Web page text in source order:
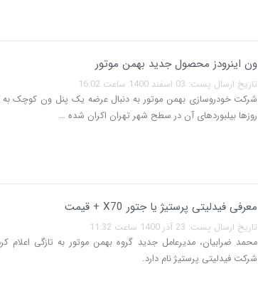
ون اینرودز محصول جدید بهمن موتور
تاریخ ارسال پست: 03 اسفند 1400 ساعت 16:02
روزها بیلبوردهای آن در سطح شهر تهران اکران شده …
معرفی فیدلیتی پرستیژ یا جتور X70 + قیمت
تاریخ ارسال پست: 23 آذر 1400 ساعت 11:32
محمد ضرابیان، مدیرعامل جدید گروه بهمن موتور به‌ تازگی
شرکت فیدلیتی پرستیژ نام دارد.